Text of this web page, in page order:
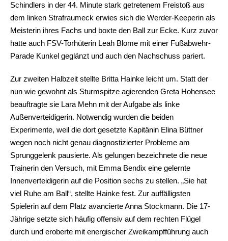
Schindlers in der 44. Minute stark getretenem Freistoß aus
dem linken Strafraumeck erwies sich die Werder-Keeperin als
Meisterin ihres Fachs und boxte den Ball zur Ecke. Kurz zuvor
hatte auch FSV-Torhüterin Leah Blome mit einer Fußabwehr-
Parade Kunkel geglänzt und auch den Nachschuss pariert.
Zur zweiten Halbzeit stellte Britta Hainke leicht um. Statt der
nun wie gewohnt als Sturmspitze agierenden Greta Hohensee
beauftragte sie Lara Mehn mit der Aufgabe als linke
Außenverteidigerin. Notwendig wurden die beiden
Experimente, weil die dort gesetzte Kapitänin Elina Büttner
wegen noch nicht genau diagnostizierter Probleme am
Sprunggelenk pausierte. Als gelungen bezeichnete die neue
Trainerin den Versuch, mit Emma Bendix eine gelernte
Innenverteidigerin auf die Position sechs zu stellen. „Sie hat
viel Ruhe am Ball“, stellte Hainke fest. Zur auffälligsten
Spielerin auf dem Platz avancierte Anna Stockmann. Die 17-
Jährige setzte sich häufig offensiv auf dem rechten Flügel
durch und eroberte mit energischer Zweikampfführung auch